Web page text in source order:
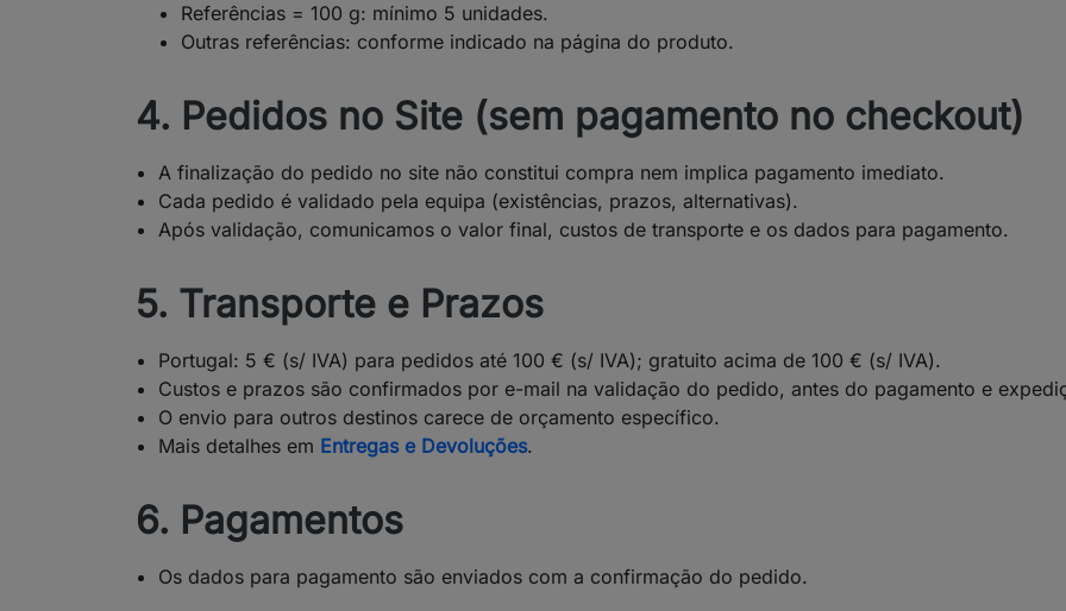
Referências = 100 g: mínimo 5 unidades.
Outras referências: conforme indicado na página do produto.
4. Pedidos no Site (sem pagamento no checkout)
A finalização do pedido no site não constitui compra nem implica pagamento imediato.
Cada pedido é validado pela equipa (existências, prazos, alternativas).
Após validação, comunicamos o valor final, custos de transporte e os dados para pagamento.
5. Transporte e Prazos
Portugal: 5 € (s/ IVA) para pedidos até 100 € (s/ IVA); gratuito acima de 100 € (s/ IVA).
Custos e prazos são confirmados por e-mail na validação do pedido, antes do pagamento e
O envio para outros destinos carece de orçamento específico.
Mais detalhes em Entregas e Devoluções.
6. Pagamentos
Os dados para pagamento são enviados com a confirmação do pedido.